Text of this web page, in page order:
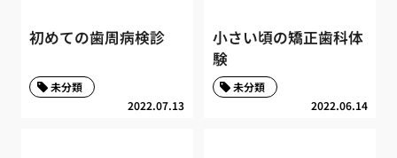
初めての歯周病検診
2022.07.13
未分類
小さい頃の矯正歯科体
験
2022.06.14
未分類